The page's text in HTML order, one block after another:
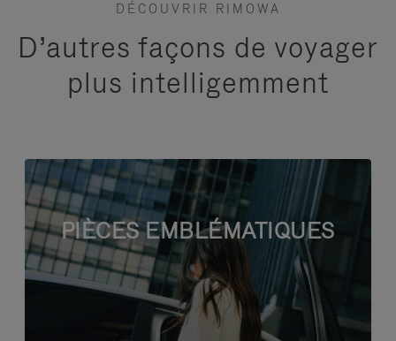
DÉCOUVRIR RIMOWA
D’autres façons de voyager
plus intelligemment
PIÈCES EMBLÉMATIQUES